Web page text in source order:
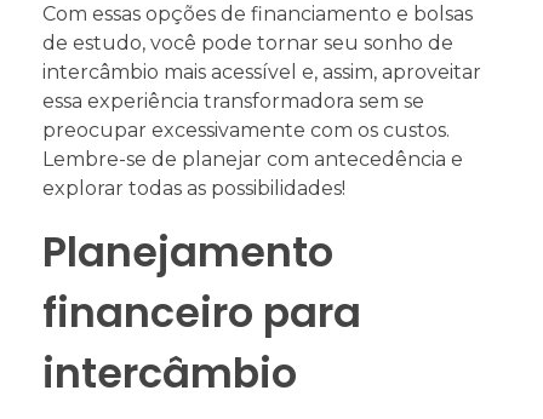
Com essas opções de financiamento e bolsas
de estudo, você pode tornar seu sonho de
intercâmbio mais acessível e, assim, aproveitar
essa experiência transformadora sem se
preocupar excessivamente com os custos.
Lembre-se de planejar com antecedência e
explorar todas as possibilidades!
Planejamento
financeiro para
intercâmbio